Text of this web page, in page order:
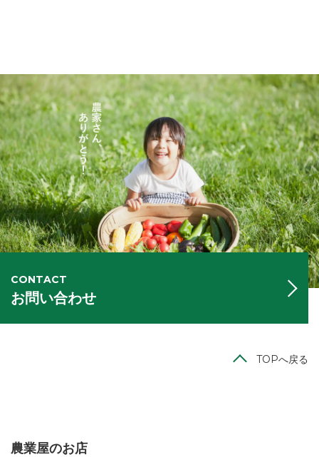
CONTACT
お問い合わせ
TOPへ戻る
農業屋のお店